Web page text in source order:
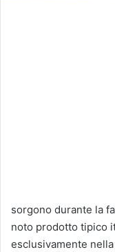
sorgono durante la
noto prodotto tipico
esclusivamente